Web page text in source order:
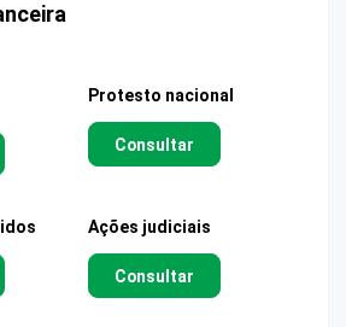
Protesto nacional
Consultar
Ações judiciais
Consultar